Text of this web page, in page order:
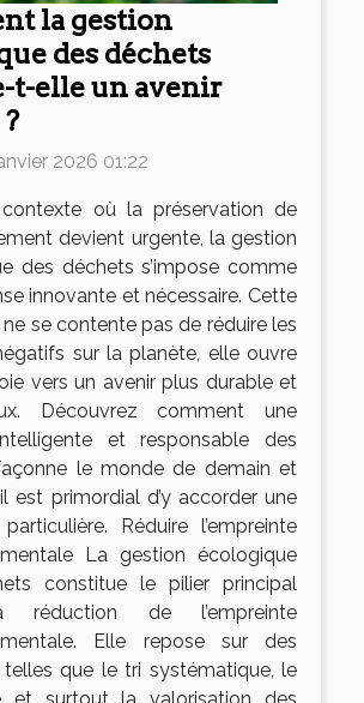
la gestion
des déchets
t-elle un avenir
2026 01:22
où la préservation de
devient urgente, la gestion
des déchets s’impose comme
innovante et nécessaire. Cette
se contente pas de réduire les
sur la planète, elle ouvre
vers un avenir plus durable et
Découvrez comment une
et responsable des
le monde de demain et
est primordial d’y accorder une
Réduire l’empreinte
La gestion écologique
constitue le pilier principal
réduction de l’empreinte
Elle repose sur des
que le tri systématique, le